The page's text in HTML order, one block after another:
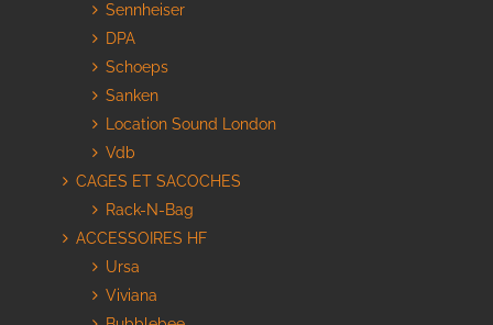
Sennheiser
DPA
Schoeps
Sanken
Location Sound London
Vdb
CAGES ET SACOCHES
Rack-N-Bag
ACCESSOIRES HF
Ursa
Viviana